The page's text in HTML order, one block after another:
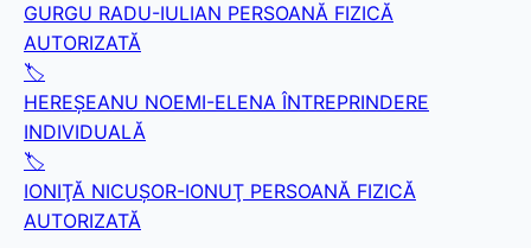
GURGU RADU-IULIAN PERSOANĂ FIZICĂ
AUTORIZATĂ
🏷️
HEREŞEANU NOEMI-ELENA ÎNTREPRINDERE
INDIVIDUALĂ
🏷️
IONIŢĂ NICUŞOR-IONUŢ PERSOANĂ FIZICĂ
AUTORIZATĂ